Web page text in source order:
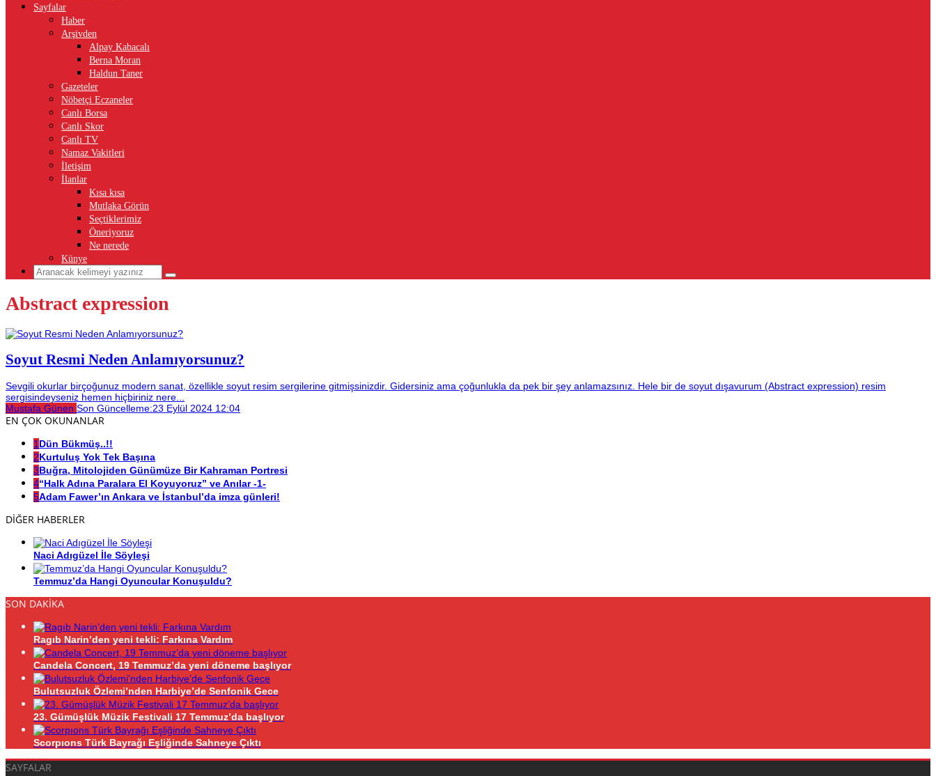
Sayfalar
Haber
Arşivden
Alpay Kabacalı
Berna Moran
Haldun Taner
Gazeteler
Nöbetçi Eczaneler
Canlı Borsa
Canlı Skor
Canlı TV
Namaz Vakitleri
İletişim
İlanlar
Kısa kısa
Mutlaka Görün
Seçtiklerimiz
Öneriyoruz
Ne nerede
Künye
Abstract expression
Soyut Resmi Neden Anlamıyorsunuz?
Sevgili okurlar birçoğunuz modern sanat, özellikle soyut resim sergilerine gitmişsinizdir. Gidersiniz ama çoğunlukla da pek bir şey anlamazsınız. Hele bir de soyut dışavurum (Abstract expression) resim
sergisindeyseniz hemen hiçbiriniz nere...
Mustafa Günen Son Güncelleme:23 Eylül 2024 12:04
EN ÇOK OKUNANLAR
1Dün Bükmüş..!!
2Kurtuluş Yok Tek Başına
3Buğra, Mitolojiden Günümüze Bir Kahraman Portresi
4“Halk Adına Paralara El Koyuyoruz” ve Anılar -1-
5Adam Fawer’ın Ankara ve İstanbul’da imza günleri!
DİĞER HABERLER
Naci Adıgüzel İle Söyleşi
Temmuz’da Hangi Oyuncular Konuşuldu?
SON DAKİKA
Ragıb Narin’den yeni tekli: Farkına Vardım
Candela Concert, 19 Temmuz’da yeni döneme başlıyor
Bulutsuzluk Özlemi’nden Harbiye’de Senfonik Gece
23. Gümüşlük Müzik Festivali 17 Temmuz’da başlıyor
Scorpıons Türk Bayrağı Eşliğinde Sahneye Çıktı
SAYFALAR